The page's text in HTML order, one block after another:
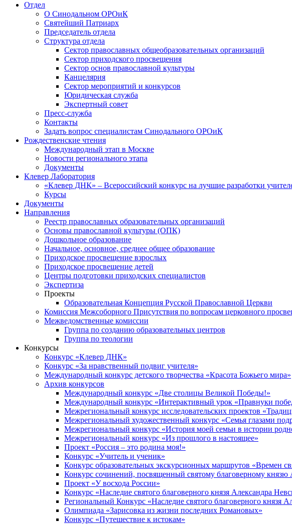
Отдел
О Синодальном ОРОиК
Святейший Патриарх
Председатель отдела
Структура отдела
Сектор православных общеобразовательных организаций
Сектор приходского просвещения
Сектор основ православной культуры
Канцелярия
Сектор мероприятий и конкурсов
Юридическая служба
Экспертный совет
Пресс-служба
Контакты
Задать вопрос специалистам Синодального ОРОиК
Рождественские чтения
Международный этап в Москве
Новости регионального этапа
Документы
Клевер Лаборатория
«Клевер ДНК» – Всероссийский конкурс на лучшие разработки
Курсы
Документы
Направления
Реестр православных образовательных организаций
Основы православной культуры (ОПК)
Дошкольное образование
Начальное, основное, среднее общее образование
Приходское просвещение взрослых
Приходское просвещение детей
Центры подготовки приходских специалистов
Экспертиза
Проекты
Образовательная Концепция Русской Православной Церкви
Комиссия Межсоборного Присутствия по вопросам церковного
Межведомственные комиссии
Группа по созданию образовательных центров
Группа по теологии
Конкурсы
Конкурс «Клевер ДНК»
Конкурс «За нравственный подвиг учителя»
Международный конкурс детского творчества «Красота Божьего мира»
Архив конкурсов
Международный конкурс «Две столицы Великой Победы!»
Международный конкурс «Интерактивный урок «Правнуки
Межрегиональный конкурс исследовательских проектов
Межрегиональный художественный конкурс «Семья глазами
Межрегиональный конкурс «История моей семьи в истории
Межрегиональный конкурс «Из прошлого в настоящее»
Проект «Россия – это родина моя!»
Конкурс «Учитель и ученик»
Конкурс образовательных экскурсионных маршрутов «Времен
Конкурс сочинений, посвященный святому благоверному князю
Проект «У восхода России»
Конкурс «Наследие святого благоверного князя Александра
Региональный Конкурс «Наследие святого благоверного князя
Олимпиада «Зарисовка из жизни последних Романовых»
Конкурс «Путешествие к истокам»